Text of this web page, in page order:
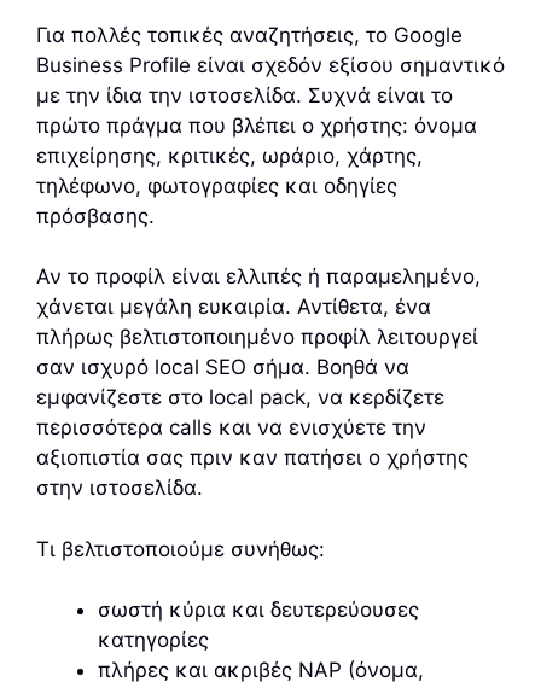
Για πολλές τοπικές αναζητήσεις, το Google
Business Profile είναι σχεδόν εξίσου σημαντικό
με την ίδια την ιστοσελίδα. Συχνά είναι το
πρώτο πράγμα που βλέπει ο χρήστης: όνομα
επιχείρησης, κριτικές, ωράριο, χάρτης,
τηλέφωνο, φωτογραφίες και οδηγίες
πρόσβασης.
Αν το προφίλ είναι ελλιπές ή παραμελημένο,
χάνεται μεγάλη ευκαιρία. Αντίθετα, ένα
πλήρως βελτιστοποιημένο προφίλ λειτουργεί
σαν ισχυρό local SEO σήμα. Βοηθά να
εμφανίζεστε στο local pack, να κερδίζετε
περισσότερα calls και να ενισχύετε την
αξιοπιστία σας πριν καν πατήσει ο χρήστης
στην ιστοσελίδα.
Τι βελτιστοποιούμε συνήθως:
σωστή κύρια και δευτερεύουσες
κατηγορίες
πλήρες και ακριβές NAP (όνομα,